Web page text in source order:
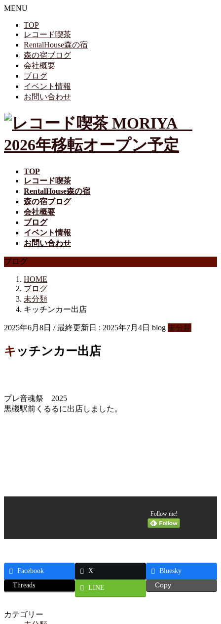
MENU
TOP
レコード喫茶
RentalHouse森の宿
森の宿ブログ
会社概要
ブログ
イベント情報
お問い合わせ
TOP
レコード喫茶
RentalHouse森の宿
森の宿ブログ
会社概要
ブログ
イベント情報
お問い合わせ
ブログ
HOME
ブログ
未分類
キッチンカー出店
2025年6月8日 / 最終更新日 : 2025年7月4日 blog 未分類
キッチンカー出店
プレ音魂祭 2025
黒磯駅前くるるに出店しました。
Follow me!
Facebook X
Bluesky
Threads
LINE Copy
カテゴリー